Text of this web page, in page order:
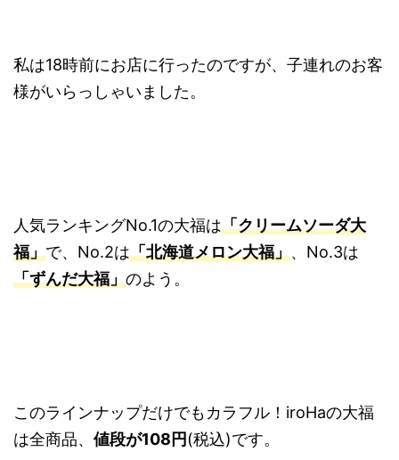
私は18時前にお店に行ったのですが、子連れのお客
様がいらっしゃいました。
人気ランキングNo.1の大福は「クリームソーダ大
福」で、No.2は「北海道メロン大福」、No.3は
「ずんだ大福」のよう。
このラインナップだけでもカラフル！iroHaの大福
は全商品、 値段が108円(税込)です。